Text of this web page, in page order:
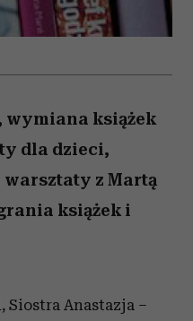
wymiana książek
dla dzieci,
z Martą
książek i
Siostra Anastazja –